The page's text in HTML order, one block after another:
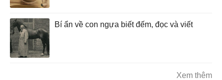
Bí ẩn về con ngựa biết đếm, đọc và viết
Xem thêm